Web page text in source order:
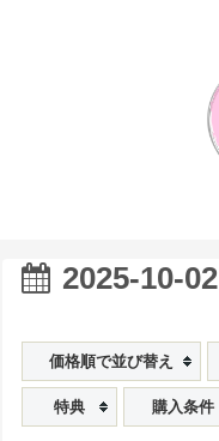
2025-10-02
価格順で並び替え
特典 購入条件